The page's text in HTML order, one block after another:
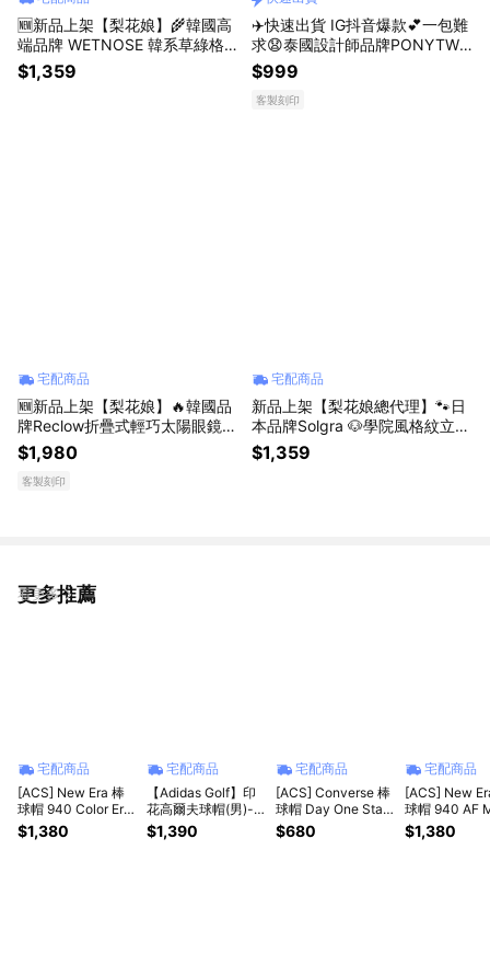
🆕新品上架【梨花娘】🌾韓國高
端品牌 WETNOSE 韓系草綠格
紋慢食嗅覺墊・微醺貓薄荷刀叉
玩具三件組(手工製作，等待期約
$1,359
✈️快速出貨 IG抖音爆款💕一包難
求😧泰國設計師品牌PONYTWE
NTYEIGHT法式優雅手提肩背包
👜情人禮物，生日禮物，閨蜜禮
物
$999
客製刻印
宅配商品
🆕新品上架【梨花娘】🔥韓國品
牌Reclow折疊式輕巧太陽眼鏡附
圓形收納掛包(5色)💖 生日禮物
閨禮物 情人禮物
$1,980
客製刻印
宅配商品
新品上架【梨花娘總代理】🐾日
本品牌Solgra 🐶學院風格紋立體
蝴蝶結寵物浴衣(S~XXL)
$1,359
更多推薦
看更多
宅配商品
[ACS] New Era 棒
球帽 940 Color Era
紐約洋基 銀雪 小
logo 老帽 帽子
$1,380
宅配商品
【Adidas Golf】印
花高爾夫球帽(男)-
彩色 / 黑色
$1,390
宅配商品
[ACS] Converse 棒
球帽 Day One Star
Cap 老帽 帽子 星星
燕麥色 UA5755X63
$680
宅配商品
[ACS] New
球帽 940 AF
Badge 紐約洋
銀 金屬Logo
$1,380